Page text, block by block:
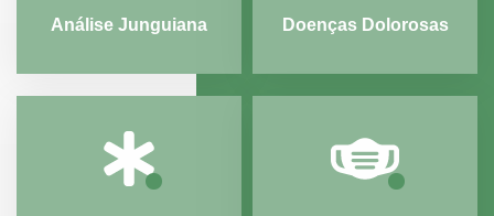
Análise Junguiana Doenças Dolorosas